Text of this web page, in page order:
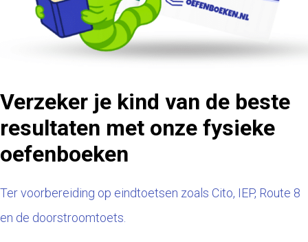
Verzeker je kind van de beste
resultaten met onze fysieke
oefenboeken
Ter voorbereiding op eindtoetsen zoals Cito, IEP, Route 8
en de doorstroomtoets.